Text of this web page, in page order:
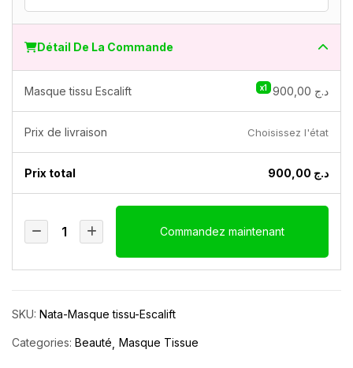
Détail De La Commande
Masque tissu Escalift x1 د.ج
Prix ​​de livraison Choisissez l'état
Prix ​​total د.ج
Commandez maintenant
SKU: Nata-Masque tissu-Escalift
Categories: Beauté Masque Tissue